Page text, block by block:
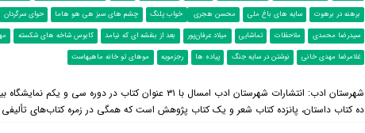
برهنه در برهوت
سایه های باغ ملی محسن هجری خواب پلنگ چشم های سبز هی هو هاما حوای سرگردان
سیدرضا محمدی
ملاحظات تماشایی میلاد عرفان‌پور بعد از بنفشه ای که نیامد کابوس شاخه های شکسته
غلامرضا مهدی خانی
نوشتن در سایه جنگ پیاده ها رجزمویه موهای تو خانه ماهیهاست
شهرستان ادب: انتشارات شهرستان ادب امسال با ۳۱ عنوان کتاب
ده کتاب داستان، پانزده کتاب شعر و یک کتاب پژوهش است که همگی در زمره کتاب‌های تألیفی